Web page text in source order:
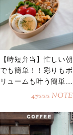
【時短弁当】忙しい朝
でも簡単！！彩りもボ
リュームも叶う簡単そ
4yuuu NOTE